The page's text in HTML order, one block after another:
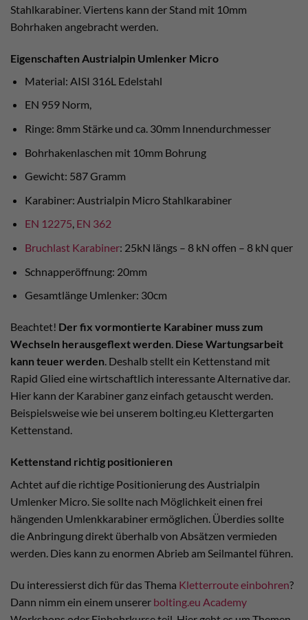
Stahlkarabiner. Viertens kann der Stand mit 10mm
Bohrhaken angebracht werden.
Eigenschaften Austrialpin Umlenker Micro
Material: AISI 316L Edelstahl
EN 959 Norm,
Ringe: 8mm Stärke und ca. 30mm Innendurchmesser
Bohrhakenlaschen mit 10mm Bohrung
Gewicht: 587 Gramm
Karabiner: Austrialpin Micro Stahlkarabiner
EN 12275, EN 362
Bruchlast Karabiner: 25kN längs – 8 kN offen – 8 kN quer
Schnapperöffnung: 20mm
Gesamtlänge Umlenker: 30cm
Beachtet! Der fix vormontierte Karabiner muss zum
Wechseln herausgeflext werden. Diese Wartungsarbeit
kann teuer werden. Deshalb stellt ein Kettenstand mit
Rapid Glied eine wirtschaftlich interessante Alternative dar.
Hier kann der Karabiner ganz einfach getauscht werden.
Beispielsweise wie bei unserem bolting.eu Klettergarten
Kettenstand.
Kettenstand richtig positionieren
Achtet auf die richtige Positionierung des Austrialpin
Umlenker Micro. Sie sollte nach Möglichkeit einen frei
hängenden Umlenkkarabiner ermöglichen. Überdies sollte
die Anbringung direkt überhalb von Absätzen vermieden
werden. Dies kann zu enormen Abrieb am Seilmantel führen.
Du interessierst dich für das Thema Kletterroute einbohren?
Dann nimm ein einem unserer bolting.eu Academy